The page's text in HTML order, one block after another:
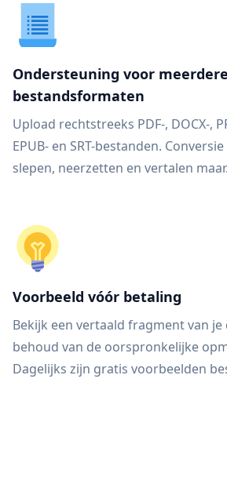
Ondersteuning voor meerdere
bestandsformaten
Upload rechtstreeks PDF-, DOCX-,
EPUB- en SRT-bestanden.
slepen, neerzetten en vertalen maar.
Voorbeeld vóór betaling
Bekijk een vertaald fragment van
behoud van de oorspronkelijke
Dagelijks zijn gratis voorbeelden